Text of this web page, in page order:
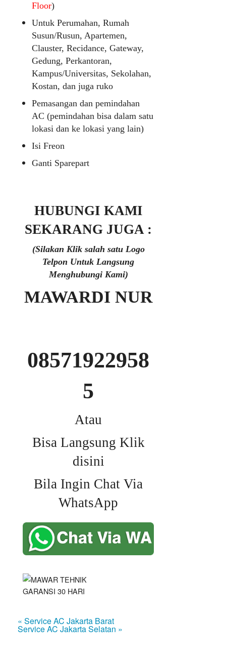
Floor)
Untuk Perumahan, Rumah
Susun/Rusun, Apartemen,
Clauster, Recidance, Gateway,
Gedung, Perkantoran,
Kampus/Universitas, Sekolahan,
Kostan, dan juga ruko
Pemasangan dan pemindahan
AC (pemindahan bisa dalam satu
lokasi dan ke lokasi yang lain)
Isi Freon
Ganti Sparepart
HUBUNGI KAMI
SEKARANG JUGA :
(Silakan Klik salah satu Logo
Telpon Untuk Langsung
Menghubungi Kami)
MAWARDI NUR
08571922958
5
Atau
Bisa Langsung Klik
disini
Bila Ingin Chat Via
WhatsApp
« Service AC Jakarta Barat
Service AC Jakarta Selatan »